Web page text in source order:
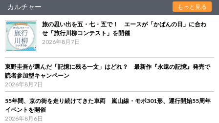
カルチャー もっと見る
旅の思い出を五・七・五で！ エースが「かばんの日」に合わ
せ「旅行川柳コンテスト」を開催
2026年8月7日
東野圭吾が選んだ「記憶に残る一文」はどれ？ 最新作『永遠の記憶』発売で
読者参加型キャンペーン
2026年8月7日
55年間、京の街を走り続けてきた車両 嵐山線・モボ301形、運行開始55周年
イベントを開催
2026年8月6日